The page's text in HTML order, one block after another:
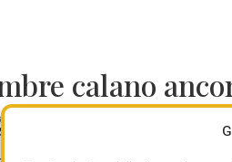
calano
al 3,71%